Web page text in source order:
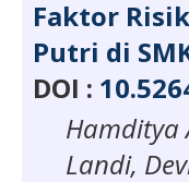
Faktor
Putri di
DOI :
Hamditya
Landi,